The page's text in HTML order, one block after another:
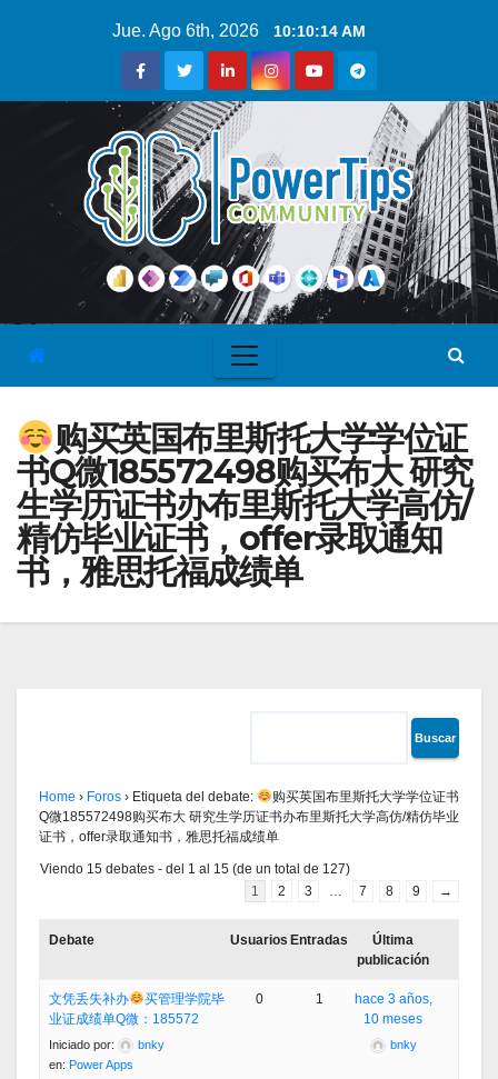
Jue. Ago 6th, 2026 10:10:15 AM
购买英国布里斯托大学学位证
书Q微185572498购买布大 研究
生学历证书办布里斯托大学高仿/
精仿毕业证书，offer录取通知
书，雅思托福成绩单
Home › Foros › Etiqueta del debate:
购买英国布里斯托大学学位证书
Q微185572498购买布大 研究生学历证书办布里斯托大学高仿/精仿毕业
证书，offer录取通知书，雅思托福成绩单
Viendo 15 debates - del 1 al 15 (de un total de 127)
1
2 3 … 7 8 9 →
Debate Usuarios Entradas
Última
publicación
文凭丢失补办
买管理学院毕
业证成绩单Q微：185572
Iniciado por:
bnky
en: Power Apps
0 1
hace 3 años,
10 meses
bnky